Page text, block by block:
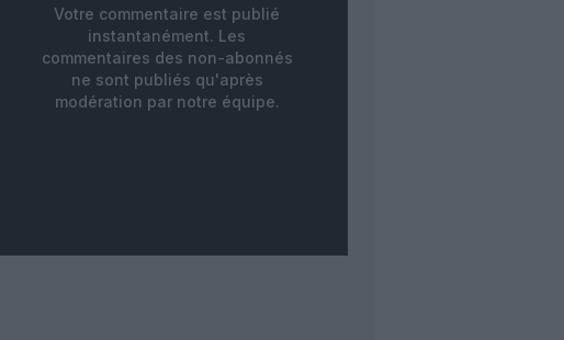
Votre commentaire est publié
instantanément. Les
commentaires des non-abonnés
ne sont publiés qu'après
modération par notre équipe.